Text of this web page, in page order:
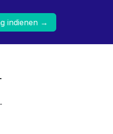
indienen →